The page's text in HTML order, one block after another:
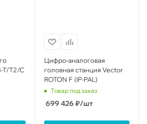
T/T2/C
Цифро-аналоговая
головная станция Vector
ROTON F (IP-PAL)
Товар под заказ
699 426₽/шт